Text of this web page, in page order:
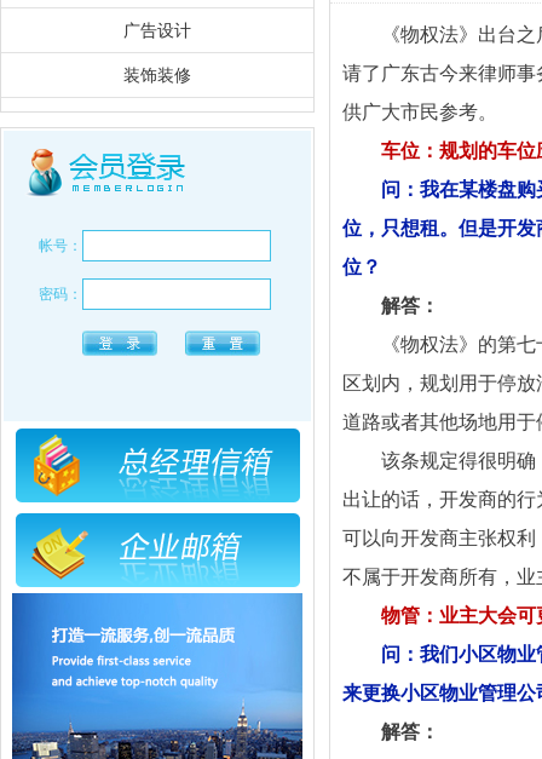
广告设计
装饰装修
帐号：
密码：
《物权法》出台
请了广东古今来律师
供广大市民参考。
车位：规划的车
问：我在某楼盘
位，只想租。但是开
位？
解答：
《物权法》的第
区划内，规划用于停
道路或者其他场地用
该条规定得很明
出让的话，开发商的
可以向开发商主张权
不属于开发商所有，
物管：业主大会
问：我们小区物
来更换小区物业管理
解答：